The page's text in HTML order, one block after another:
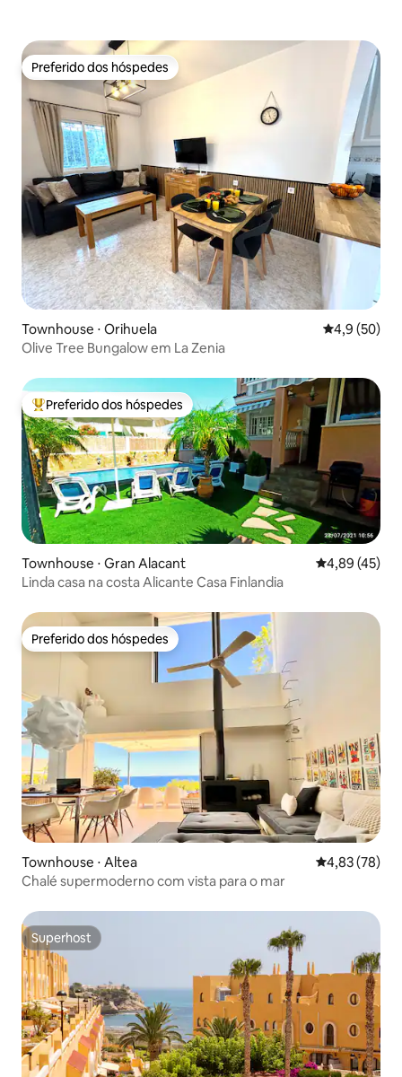
Preferido dos hóspedes
Preferido dos hóspedes
Townhouse ⋅ Orihuela 4,9 de uma
4,9 (50)
Olive Tree Bungalow em La Zenia
Entre os melhores preferidos dos hóspedes
Preferido dos hóspedes
Townhouse ⋅ Gran Alacant 4,89 de uma
4,89 (45)
Linda casa na costa Alicante Casa Finlandia
Preferido dos hóspedes
Preferido dos hóspedes
Townhouse ⋅ Altea 4,83 de uma
4,83 (78)
Chalé supermoderno com vista para o mar
Superhost
Superhost